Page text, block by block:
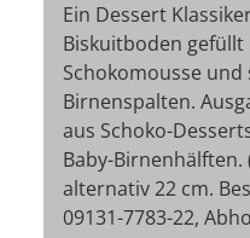
Ein Dessert
Biskuitboden
Schokomousse und
Birnenspalten.
aus Schoko-
Baby-
alternativ 22 cm.
09131-7783-22,